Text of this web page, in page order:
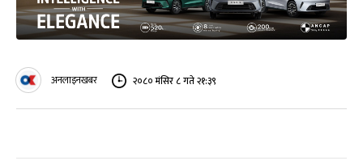
अनलाइनखबर २०८० मंसिर ८ गते २१:३९